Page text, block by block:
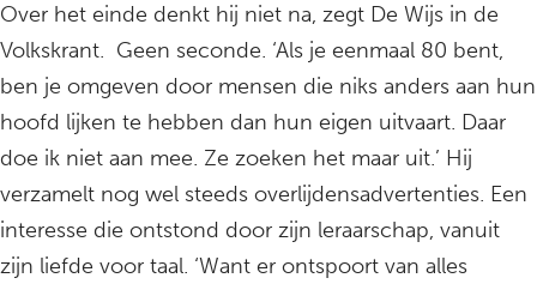
Over het einde denkt hij niet na, zegt De Wijs in de
Volkskrant. Geen seconde. ‘Als je eenmaal 80 bent,
ben je omgeven door mensen die niks anders aan hun
hoofd lijken te hebben dan hun eigen uitvaart. Daar
doe ik niet aan mee. Ze zoeken het maar uit.’ Hij
verzamelt nog wel steeds overlijdensadvertenties. Een
interesse die ontstond door zijn leraarschap, vanuit
zijn liefde voor taal. ‘Want er ontspoort van alles